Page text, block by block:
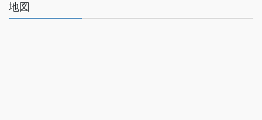
地図